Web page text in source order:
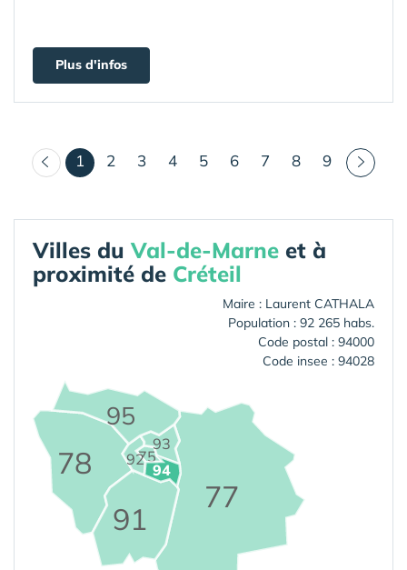
Plus d'infos
1 (courant)
2 3 4 5 6 7 8 9
Villes duVal-de-Marne et à
proximité de Créteil
Maire : Laurent CATHALA
Population : 92 265 habs.
Code postal : 94000
Code insee : 94028
75
77
78
91
92
93
94
95